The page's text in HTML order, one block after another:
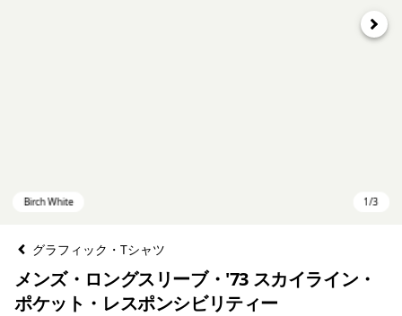
次へ
グラフィック・Tシャツ
メンズ・ロングスリーブ・'73 スカイライン・
ポケット・レスポンシビリティー